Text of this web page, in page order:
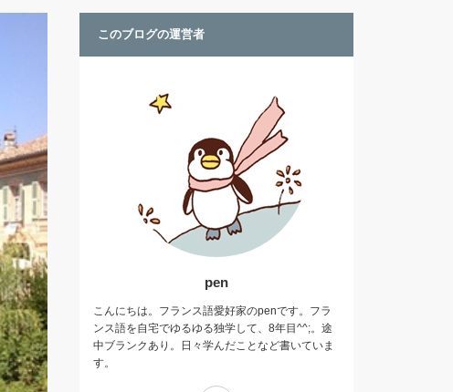
このブログの運営者
pen
こんにちは。フランス語愛好家のpenです。フラ
ンス語を自宅でゆるゆる独学して、8年目^^;。途
中ブランクあり。日々学んだことなど書いていま
す。